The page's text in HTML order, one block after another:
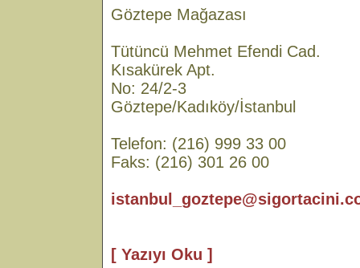
Göztepe Mağazası
Tütüncü Mehmet Efendi Cad.
Kısakürek Apt.
No: 24/2-3
Göztepe/Kadıköy/İstanbul
Telefon: (216) 999 33 00
Faks: (216) 301 26 00
[ Yazıyı Oku ]